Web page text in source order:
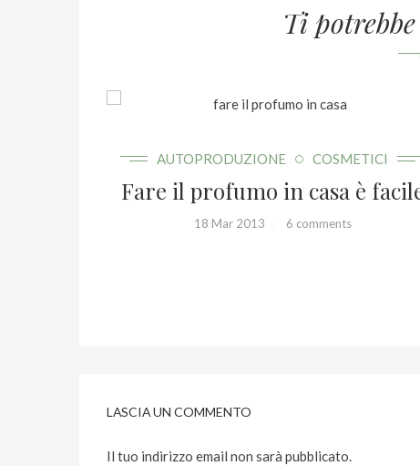
Ti
AUTOPRODUZIONE COSMETICI
Fare il profumo in casa è
18 Mar 2013 6 comments
LASCIA UN COMMENTO
Il tuo indirizzo email non sarà pubblicato.